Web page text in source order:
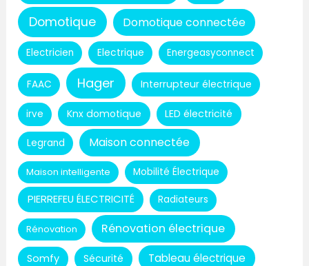
Domotique Domotique connectée
Electricien Electrique Energeasyconnect
FAAC Hager Interrupteur électrique
irve Knx domotique LED électricité
Legrand Maison connectée
Maison intelligente Mobilité Électrique
PIERREFEU ÉLECTRICITÉ Radiateurs
Rénovation Rénovation électrique
Somfy Sécurité Tableau électrique